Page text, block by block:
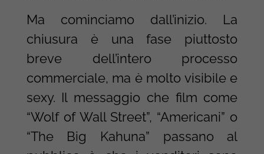
Ma cominciamo dall’inizio. La
chiusura è una fase piuttosto
breve dell’intero processo
commerciale, ma è molto visibile e
sexy. Il messaggio che film come
“Wolf of Wall Street”, “Americani” o
“The Big Kahuna” passano al